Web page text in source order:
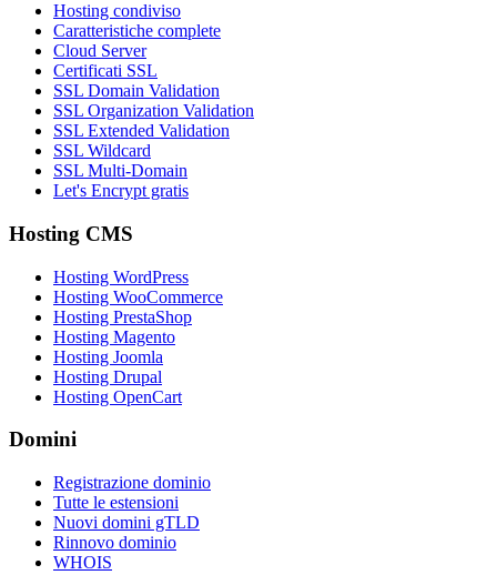
Hosting condiviso
Caratteristiche complete
Cloud Server
Certificati SSL
SSL Domain Validation
SSL Organization Validation
SSL Extended Validation
SSL Wildcard
SSL Multi-Domain
Let's Encrypt gratis
Hosting CMS
Hosting WordPress
Hosting WooCommerce
Hosting PrestaShop
Hosting Magento
Hosting Joomla
Hosting Drupal
Hosting OpenCart
Domini
Registrazione dominio
Tutte le estensioni
Nuovi domini gTLD
Rinnovo dominio
WHOIS